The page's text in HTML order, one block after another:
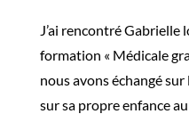
J’ai rencontré
formation « Médicale
nous avons échangé
sur sa propre enfance